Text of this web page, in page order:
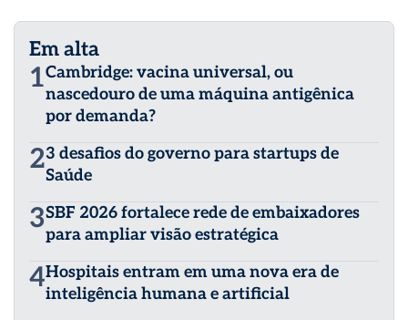
Em alta
1Cambridge: vacina universal, ou
nascedouro de uma máquina antigênica
por demanda?
23 desafios do governo para startups de
Saúde
3SBF 2026 fortalece rede de embaixadores
para ampliar visão estratégica
4Hospitais entram em uma nova era de
inteligência humana e artificial